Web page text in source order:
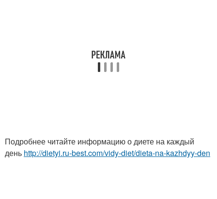
Подробнее читайте информацию о диете на каждый
день http://dietyi.ru-best.com/vidy-diet/dieta-na-kazhdyy-den